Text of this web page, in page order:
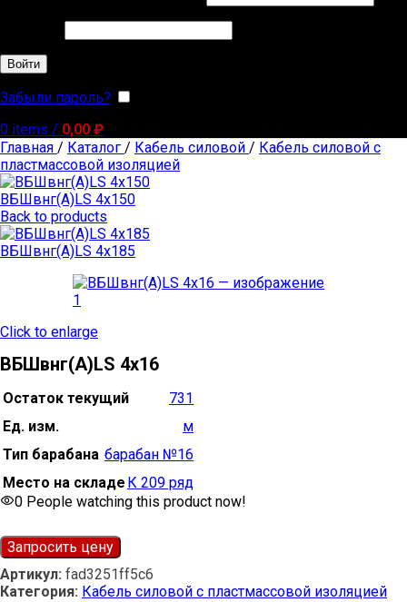
Войти
Забыли пароль?
0 items / 0,00 ₽
Главная / Каталог / Кабель силовой / Кабель силовой с
пластмассовой изоляцией
ВБШвнг(А)LS 4х150
Back to products
ВБШвнг(А)LS 4х185
Click to enlarge
ВБШвнг(А)LS 4х16
Остаток текущий
731
Ед. изм.
м
Тип барабана барабан №16
Место на складе К 209 ряд
0 People watching this product now!
Запросить цену
Артикул: fad3251ff5c6
Категория: Кабель силовой с пластмассовой изоляцией